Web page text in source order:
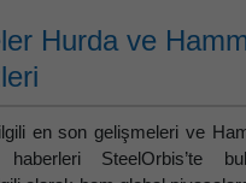
Hurda ve
en son gelişmeleri ve
SteelOrbis’te